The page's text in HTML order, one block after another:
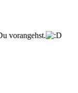
vorangehst.